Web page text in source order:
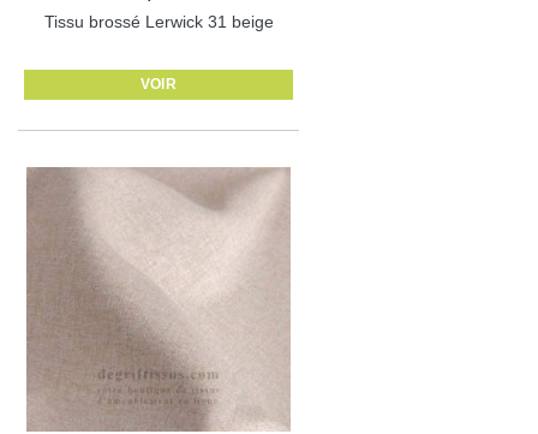
Tissu brossé Lerwick 31 beige
VOIR